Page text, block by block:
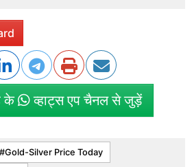
के व्हाट्स एप चैनल से जुड़ें
Gold-Silver Price Today